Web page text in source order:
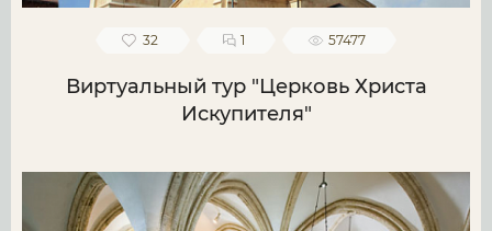
32 1 57477
Виртуальный тур "Церковь Христа
Искупителя"